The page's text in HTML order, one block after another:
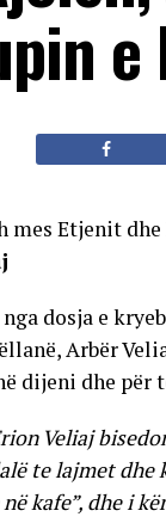
e
dosja e
Arbër
dijeni dhe për
Veliaj
te lajmet dhe
kafe”, dhe i